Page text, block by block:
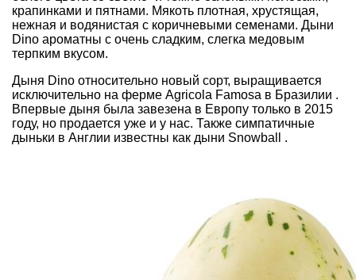
крапинками и пятнами. Мякоть плотная, хрустящая,
нежная и водянистая с коричневыми семенами. Дыни
Dino ароматны с очень сладким, слегка медовым
терпким вкусом.
Дыня Dino относительно новый сорт, выращивается
исключительно на ферме Agricola Famosa в Бразилии .
Впервые дыня была завезена в Европу только в 2015
году, но продается уже и у нас. Также симпатичные
дыньки в Англии известны как дыни Snowball .